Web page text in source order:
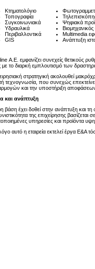
Κτηματολόγιο
Τοπογραφία
Συγκοινωνιακά
Υδραυλικά
Περιβαλλοντικά
GIS
Ψηφιακά
Multimedia
Ανάπτυξη
Α.Ε. εμφανίζει συνεχείς θετικούς
με το διαρκή εμπλουτισμό των
στρατηγική ακολουθεί
τεχνογνωσία, που συνεχώς
και την υποστήριξη
και ανάπτυξη
βάση έχει δοθεί στην ανάπτυξη
της επιχείρησης
υπηρεσίες και προϊόντα
αυτό η εταιρεία εκτελεί έργα